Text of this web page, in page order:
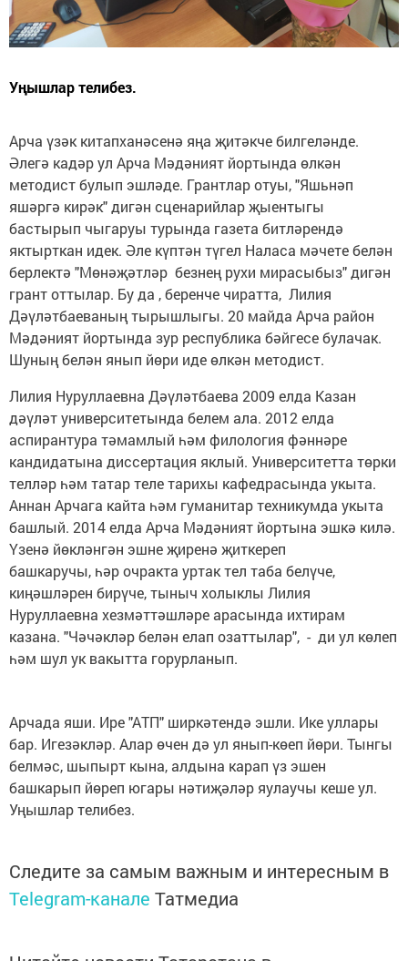
Уңышлар телибез.
Арча үзәк китапханәсенә яңа җитәкче билгеләнде.
Әлегә кадәр ул Арча Мәдәният йортында өлкән
методист булып эшләде. Грантлар отуы, "Яшьнәп
яшәргә кирәк" дигән сценарийлар җыентыгы
бастырып чыгаруы турында газета битләрендә
яктырткан идек. Әле күптән түгел Наласа мәчете белән
берлектә "Мөнәҗәтләр безнең рухи мирасыбыз" дигән
грант оттылар. Бу да , беренче чиратта, Лилия
Дәүләтбаеваның тырышлыгы. 20 майда Арча район
Мәдәният йортында зур республика бәйгесе булачак.
Шуның белән янып йөри иде өлкән методист.
Лилия Нуруллаевна Дәүләтбаева 2009 елда Казан
дәүләт университетында белем ала. 2012 елда
аспирантура тәмамлый һәм филология фәннәре
кандидатына диссертация яклый. Университетта төрки
телләр һәм татар теле тарихы кафедрасында укыта.
Аннан Арчага кайта һәм гуманитар техникумда укыта
башлый. 2014 елда Арча Мәдәният йортына эшкә килә.
Үзенә йөкләнгән эшне җиренә җиткереп
башкаручы, һәр очракта уртак тел таба белүче,
киңәшләрен бирүче, тыныч холыклы Лилия
Нуруллаевна хезмәттәшләре арасында ихтирам
казана. "Чәчәкләр белән елап озаттылар", - ди ул көлеп
һәм шул ук вакытта горурланып.
Арчада яши. Ире "АТП" ширкәтендә эшли. Ике уллары
бар. Игезәкләр. Алар өчен дә ул янып-көеп йөри. Тынгы
белмәс, шыпырт кына, алдына карап үз эшен
башкарып йөреп югары нәтиҗәләр яулаучы кеше ул.
Уңышлар телибез.
Следите за самым важным и интересным в
Telegram-канале Татмедиа